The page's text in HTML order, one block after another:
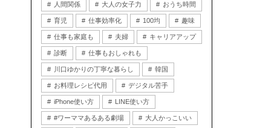
人間関係 大人の女子力 おうち時間
育児 仕事効率化 100均 趣味
仕事も家庭も 夫婦 キャリアアップ
診断 仕事もおしゃれも
川口ゆかりの丁寧な暮らし 韓国
お料理レシピ代用 デジタル苦手
iPhone使い方 LINE使い方
#ワーママあるある劇場 大人かっこいい